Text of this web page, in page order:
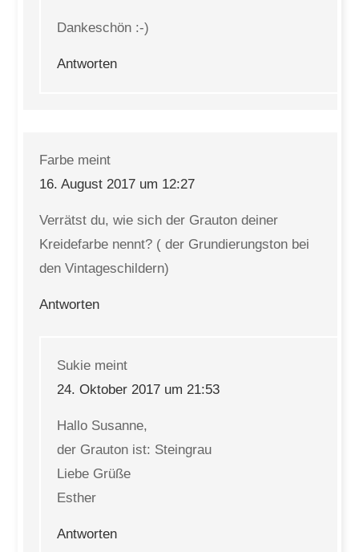
Dankeschön :-)
Antworten
Farbe meint
16. August 2017 um 12:27
Verrätst du, wie sich der Grauton deiner
Kreidefarbe nennt? ( der Grundierungston bei
den Vintageschildern)
Antworten
Sukie meint
24. Oktober 2017 um 21:53
Hallo Susanne,
der Grauton ist: Steingrau
Liebe Grüße
Esther
Antworten